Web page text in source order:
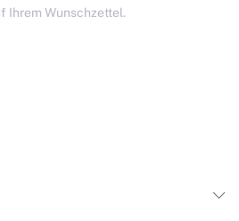
Ihrem Wunschzettel.